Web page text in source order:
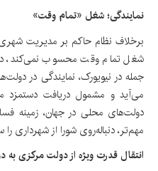
نمایندگی؛ شغل «تمام وقت»
برخلاف نظام حاکم بر مدیریت
شغل تمام وقت محسوب نمی‌کند،
جمله در نیویورک، نمایندگی در
می‌آید و مشمول دریافت دستمزد
دولت‌های محلی در جهان، زمینه
مهم‌تر، دنباله‌روی شورا از شهرداری
انتقال قدرت ویژه از دولت مرکزی